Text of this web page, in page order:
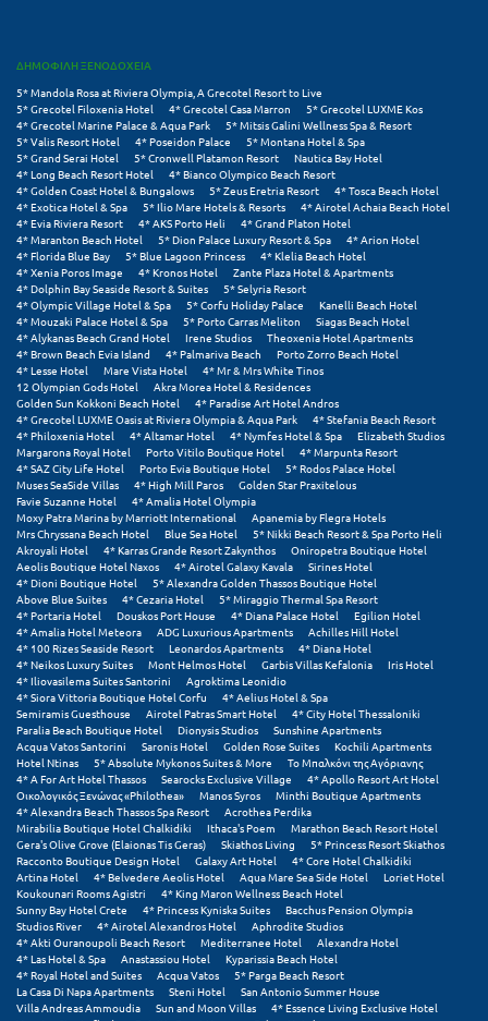
Μέτσοβο
Μήλος
Μονεμβασιά
Μουζάκι
Μπαλί Κρήτης
Μπάνσκο
Μπούκα Μεσσηνίας
Μύκονος
Μυστράς
Μυτιλήνη
Ν
Νάξος
Νάουσα
Ναυπακτία
Ναύπλιο
Νέα Μάκρη
Νέα Στύρα Εύβοιας
Νέοι Πόροι Πιερίας
Ξ
Ξυλόκαστρο
Ο
Ορεινή Αρκαδία
ΔΗΜΟΦΙΛΗ ΞΕΝΟΔΟΧΕΙΑ
5* Mandola Rosa at Riviera Olympia, A Grecotel Resort to Live
5* Grecotel Filoxenia Hotel
4* Grecotel Casa Marron
5* Grecotel LUXME Kos
4* Grecotel Marine Palace & Aqua Park
5* Mitsis Galini Wellness Spa & Resort
5* Valis Resort Hotel
4* Poseidon Palace
5* Montana Hotel & Spa
5* Grand Serai Hotel
5* Cronwell Platamon Resort
Nautica Bay Hotel
4* Long Beach Resort Hotel
4* Bianco Olympico Beach Resort
4* Golden Coast Hotel & Bungalows
5* Zeus Eretria Resort
4* Tosca Beach Hotel
4* Exotica Hotel & Spa
5* Ilio Mare Hotels & Resorts
4* Airotel Achaia Beach Hotel
4* Evia Riviera Resort
4* AKS Porto Heli
4* Grand Platon Hotel
4* Maranton Beach Hotel
5* Dion Palace Luxury Resort & Spa
4* Arion Hotel
4* Florida Blue Bay
5* Blue Lagoon Princess
4* Klelia Beach Hotel
4* Xenia Poros Image
4* Kronos Hotel
Zante Plaza Hotel & Apartments
4* Dolphin Bay Seaside Resort & Suites
5* Selyria Resort
4* Olympic Village Hotel & Spa
5* Corfu Holiday Palace
Kanelli Beach Hotel
4* Mouzaki Palace Hotel & Spa
5* Porto Carras Meliton
Siagas Beach Hotel
4* Alykanas Beach Grand Hotel
Irene Studios
Theoxenia Hotel Apartments
4* Brown Beach Evia Island
4* Palmariva Beach
Porto Zorro Beach Hotel
4* Lesse Hotel
Mare Vista Hotel
4* Mr & Mrs White Tinos
12 Olympian Gods Hotel
Akra Morea Hotel & Residences
Golden Sun Kokkoni Beach Hotel
4* Paradise Art Hotel Andros
4* Grecotel LUXME Oasis at Riviera Olympia & Aqua Park
4* Stefania Beach Resort
4* Philoxenia Hotel
4* Altamar Hotel 4* Nymfes Hotel & Spa
Elizabeth Studios
Margarona Royal Hotel
Porto Vitilo Boutique Hotel
4* Marpunta Resort
4* SAZ City Life Hotel
Porto Evia Boutique Hotel
5* Rodos Palace Hotel
Muses SeaSide Villas
4* High Mill Paros
Golden Star Praxitelous
Favie Suzanne Hotel
4* Amalia Hotel Olympia
Moxy Patra Marina by Marriott International
Apanemia by Flegra Hotels
Mrs Chryssana Beach Hotel
Blue Sea Hotel
5* Nikki Beach Resort & Spa Porto Heli
Akroyali Hotel
4* Karras Grande Resort Zakynthos
Oniropetra Boutique Hotel
Aeolis Boutique Hotel Naxos
4* Airotel Galaxy Kavala
Sirines Hotel
4* Dioni Boutique Hotel
5* Alexandra Golden Thassos Boutique Hotel
Above Blue Suites
4* Cezaria Hotel
5* Miraggio Thermal Spa Resort
4* Portaria Hotel
Douskos Port House 4* Diana Palace Hotel
Egilion Hotel
4* Amalia Hotel Meteora
ADG Luxurious Apartments
Achilles Hill Hotel
4* 100 Rizes Seaside Resort
Leonardos Apartments
4* Diana Hotel
4* Neikos Luxury Suites
Mont Helmos Hotel Garbis Villas Kefalonia
Iris Hotel
4* Iliovasilema Suites Santorini
Agroktima Leonidio
4* Siora Vittoria Boutique Hotel Corfu
4* Aelius Hotel & Spa
Semiramis Guesthouse
Airotel Patras Smart Hotel
4* City Hotel Thessaloniki
Paralia Beach Boutique Hotel
Dionysis Studios
Sunshine Apartments
Acqua Vatos Santorini
Saronis Hotel Golden Rose Suites
Kochili Apartments
Hotel Ntinas
5* Absolute Mykonos Suites & More
Το Μπαλκόνι της Αγόριανης
4* A For Art Hotel Thassos
Searocks Exclusive Village
4* Apollo Resort Art Hotel
Οικολογικός Ξενώνας «Philothea»
Manos Syros
Minthi Boutique Apartments
4* Alexandra Beach Thassos Spa Resort
Acrothea Perdika
Mirabilia Boutique Hotel Chalkidiki
Ithaca's Poem
Marathon Beach Resort Hotel
Gera's Olive Grove (Elaionas Tis Geras)
Skiathos Living
5* Princess Resort Skiathos
Racconto Boutique Design Hotel
Galaxy Art Hotel
4* Core Hotel Chalkidiki
Artina Hotel
4* Belvedere Aeolis Hotel Aqua Mare Sea Side Hotel
Loriet Hotel
Koukounari Rooms Agistri
4* King Maron Wellness Beach Hotel
Sunny Bay Hotel Crete
4* Princess Kyniska Suites
Bacchus Pension Olympia
Studios River
4* Airotel Alexandros Hotel
Aphrodite Studios
4* Akti Ouranoupoli Beach Resort
Mediterranee Hotel
Alexandra Hotel
4* Las Hotel & Spa
Anastassiou Hotel
Kyparissia Beach Hotel
4* Royal Hotel and Suites
Acqua Vatos
5* Parga Beach Resort
La Casa Di Napa Apartments
Steni Hotel
San Antonio Summer House
Villa Andreas Ammoudia
Sun and Moon Villas
4* Essence Living Exclusive Hotel